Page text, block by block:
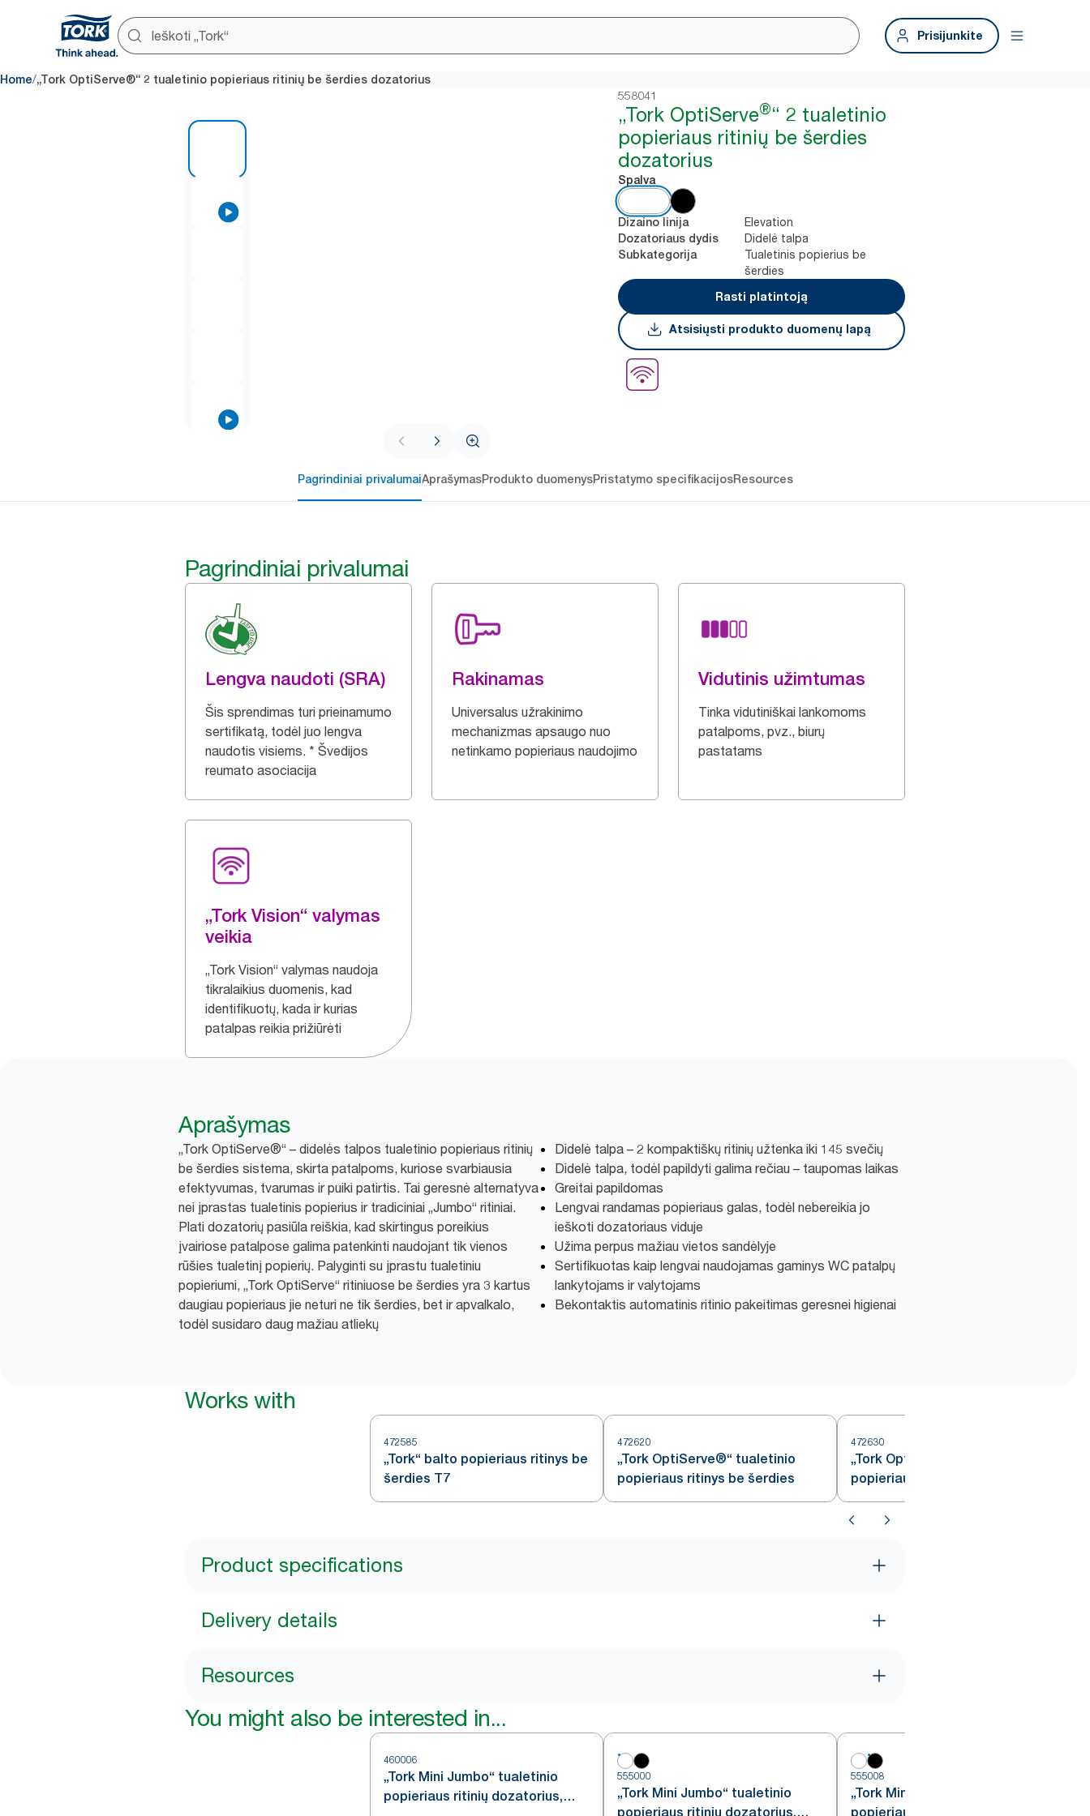
Prisijunkite
Home/„Tork OptiServe®“ 2 tualetinio popieriaus ritinių be šerdies dozatorius
558041
„Tork OptiServe®“ 2 tualetinio
popieriaus ritinių be šerdies
dozatorius
Spalva
Dizaino linija Elevation
Dozatoriaus dydis Didelė talpa
Subkategorija
Tualetinis popierius be
šerdies
Rasti platintoją
Atsisiųsti produkto duomenų lapą
Pagrindiniai privalumaiAprašymasProdukto duomenysPristatymo specifikacijosResources
Pagrindiniai privalumai
Lengva naudoti (SRA)
Šis sprendimas turi prieinamumo
sertifikatą, todėl juo lengva
naudotis visiems. * Švedijos
reumato asociacija
Rakinamas
Universalus užrakinimo
mechanizmas apsaugo nuo
netinkamo popieriaus naudojimo
Vidutinis užimtumas
Tinka vidutiniškai lankomoms
patalpoms, pvz., biurų
pastatams
„Tork Vision“ valymas
veikia
„Tork Vision“ valymas naudoja
tikralaikius duomenis, kad
identifikuotų, kada ir kurias
patalpas reikia prižiūrėti
Aprašymas
„Tork OptiServe®“ – didelės talpos tualetinio popieriaus ritinių
be šerdies sistema, skirta patalpoms, kuriose svarbiausia
efektyvumas, tvarumas ir puiki patirtis. Tai geresnė alternatyva
nei įprastas tualetinis popierius ir tradiciniai „Jumbo“ ritiniai.
Plati dozatorių pasiūla reiškia, kad skirtingus poreikius
įvairiose patalpose galima patenkinti naudojant tik vienos
rūšies tualetinį popierių. Palyginti su įprastu tualetiniu
popieriumi, „Tork OptiServe“ ritiniuose be šerdies yra 3 kartus
daugiau popieriaus jie neturi ne tik šerdies, bet ir apvalkalo,
todėl susidaro daug mažiau atliekų
Didelė talpa – 2 kompaktiškų ritinių užtenka iki 145 svečių
Didelė talpa, todėl papildyti galima rečiau – taupomas laikas
Greitai papildomas
Lengvai randamas popieriaus galas, todėl nebereikia jo
ieškoti dozatoriaus viduje
Užima perpus mažiau vietos sandėlyje
Sertifikuotas kaip lengvai naudojamas gaminys WC patalpų
lankytojams ir valytojams
Bekontaktis automatinis ritinio pakeitimas geresnei higienai
Works with
472585
„Tork“ balto popieriaus ritinys be
šerdies T7
472620
„Tork OptiServe®“ tualetinio
popieriaus ritinys be šerdies
472630
„Tork OptiServe®“ tualetinio
popieriaus ritinys be šerdies
Product specifications
Delivery details
Resources
You might also be interested in...
460006
„Tork Mini Jumbo“ tualetinio
popieriaus ritinių dozatorius,
555000
„Tork Mini Jumbo“ tualetinio
popieriaus ritinių dozatorius,
555008
„Tork Mini Jumbo T2“ tualetinio
popieriaus ritinių dozatorius,